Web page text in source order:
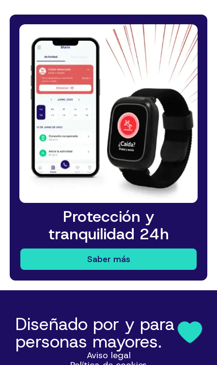
Protección y
tranquilidad 24h
Saber más
Diseñado por y para
personas mayores.
Aviso legal